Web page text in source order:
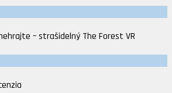
– strašidelný The Forest VR